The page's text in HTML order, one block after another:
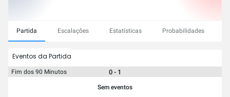
Partida Escalações Estatísticas Probabilidades
Eventos da Partida
Fim dos 90 Minutos 0 - 1
Sem eventos